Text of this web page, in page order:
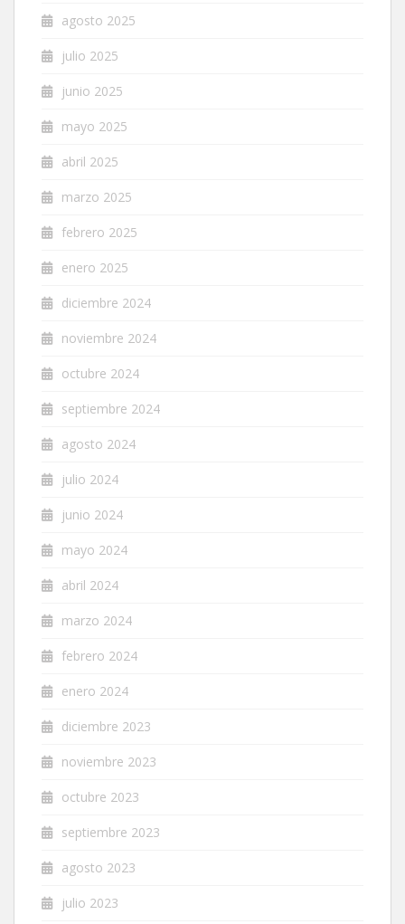
agosto 2025
julio 2025
junio 2025
mayo 2025
abril 2025
marzo 2025
febrero 2025
enero 2025
diciembre 2024
noviembre 2024
octubre 2024
septiembre 2024
agosto 2024
julio 2024
junio 2024
mayo 2024
abril 2024
marzo 2024
febrero 2024
enero 2024
diciembre 2023
noviembre 2023
octubre 2023
septiembre 2023
agosto 2023
julio 2023